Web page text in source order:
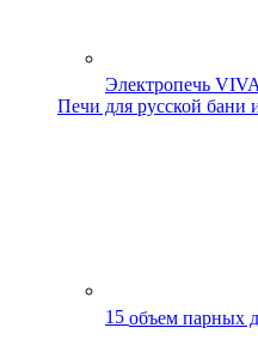
Электропечь
Печи для русской бани
15 объем парных